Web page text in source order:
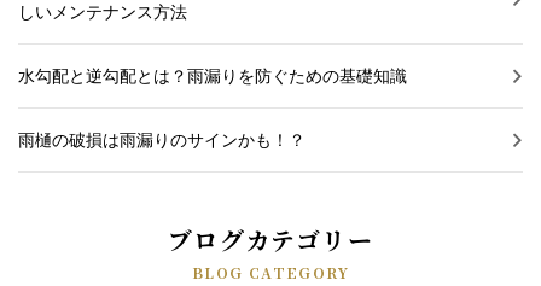
しいメンテナンス方法
水勾配と逆勾配とは？雨漏りを防ぐための基礎知識
雨樋の破損は雨漏りのサインかも！？
ブログカテゴリー
BLOG CATEGORY